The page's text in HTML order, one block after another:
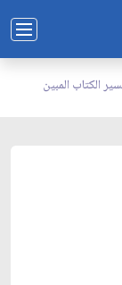
الكتاب المبين